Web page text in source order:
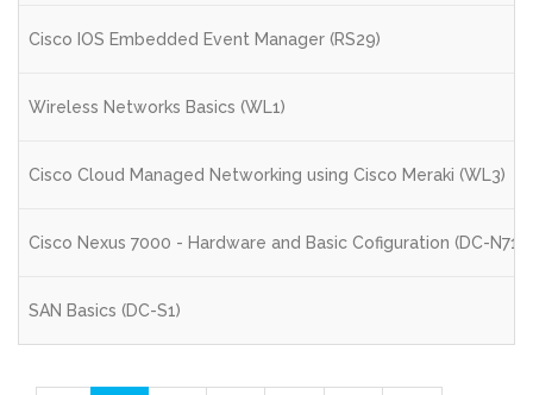
Cisco IOS Embedded Event Manager (RS29)
Wireless Networks Basics (WL1)
Cisco Cloud Managed Networking using Cisco Meraki (WL3)
Cisco Nexus 7000 - Hardware and Basic Cofiguration (DC-N71)
SAN Basics (DC-S1)